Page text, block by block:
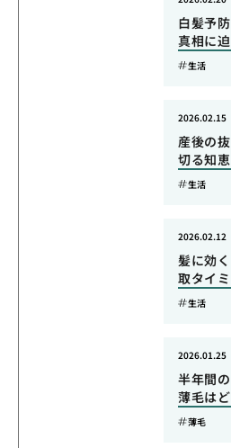
白髪予
真相に
生活
産後の
切る知恵
2026.02.15
生活
髪に効
取タイ
2026.02.12
生活
半年間
薄毛は
2026.01.25
薄毛